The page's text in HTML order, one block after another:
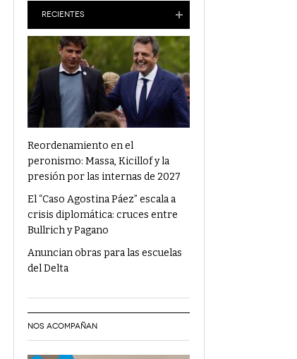
¿Qué Alimentos Te Pueden Cambiar El
Condenaron Al Ex Marido De Julieta Prandi A
19 Años De Cárcel Por Abuso Sexual
Ajuste En Discapacidad: Organizaciones
Denunciaron Al Gobierno Ante La ONU
RECIENTES
Reordenamiento en el
peronismo: Massa, Kicillof y la
presión por las internas de 2027
El “Caso Agostina Páez” escala a
crisis diplomática: cruces entre
Bullrich y Pagano
Anuncian obras para las escuelas
del Delta
NOS ACOMPAÑAN